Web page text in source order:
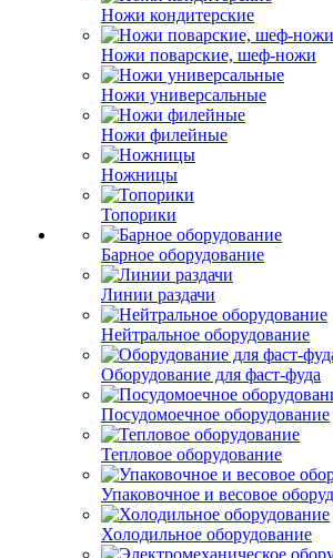
Ножи кондитерские
Ножи поварские, шеф-ножи
Ножи универсальные
Ножи филейные
Ножницы
Топорики
Барное оборудование
Линии раздачи
Нейтральное оборудование
Оборудование для фаст-фуда
Посудомоечное оборудование
Тепловое оборудование
Упаковочное и весовое
Холодильное оборудование